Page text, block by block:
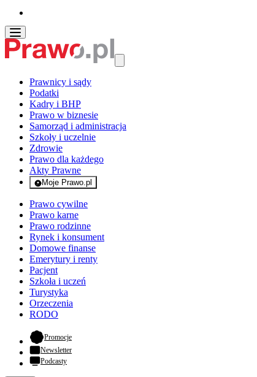
Prawnicy i sądy
Podatki
Kadry i BHP
Prawo w biznesie
Samorząd i administracja
Szkoły i uczelnie
Zdrowie
Prawo dla każdego
Akty Prawne
Moje Prawo.pl
- rejestracja i logowanie do serwisu
Prawo cywilne
Prawo karne
Prawo rodzinne
Rynek i konsument
Domowe finanse
Emerytury i renty
Pacjent
Szkoła i uczeń
Turystyka
Orzeczenia
RODO
Promocje- otwiera się w nowej karcie
Newsletter
Podcasty